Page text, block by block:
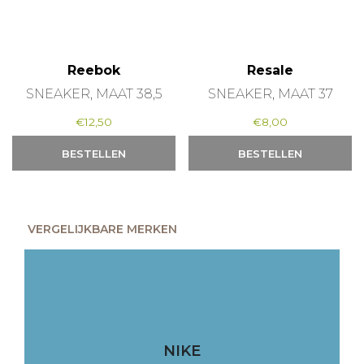
Reebok
SNEAKER, MAAT 38,5
€12,50
BESTELLEN
Resale
SNEAKER, MAAT 37
€8,00
BESTELLEN
VERGELIJKBARE MERKEN
NIKE